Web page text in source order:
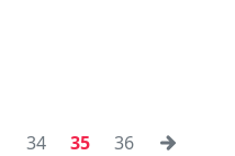
34 35 36